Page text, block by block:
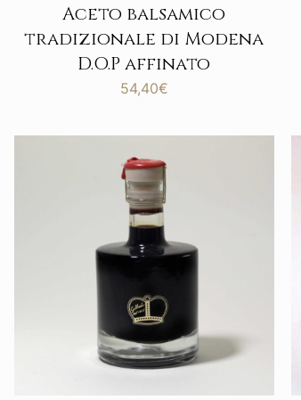
Aceto balsamico
tradizionale di Modena
D.O.P affinato
54,40€